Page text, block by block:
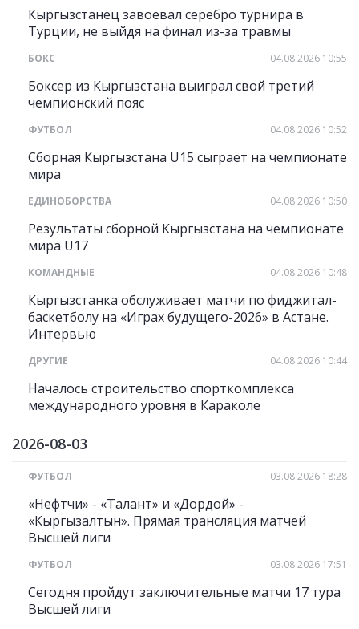
Кыргызстанец завоевал серебро турнира в
Турции, не выйдя на финал из-за травмы
БОКС 04.08.2026 10:55
Боксер из Кыргызстана выиграл свой третий
чемпионский пояс
ФУТБОЛ 04.08.2026 10:52
Сборная Кыргызстана U15 сыграет на чемпионате
мира
ЕДИНОБОРСТВА 04.08.2026 10:50
Результаты сборной Кыргызстана на чемпионате
мира U17
КОМАНДНЫЕ 04.08.2026 10:48
Кыргызстанка обслуживает матчи по фиджитал-
баскетболу на «Играх будущего-2026» в Астане.
Интервью
ДРУГИЕ 04.08.2026 10:44
Началось строительство спорткомплекса
международного уровня в Караколе
2026-08-03
ФУТБОЛ 03.08.2026 18:28
«Нефтчи» - «Талант» и «Дордой» -
«Кыргызалтын». Прямая трансляция матчей
Высшей лиги
ФУТБОЛ 03.08.2026 17:51
Сегодня пройдут заключительные матчи 17 тура
Высшей лиги